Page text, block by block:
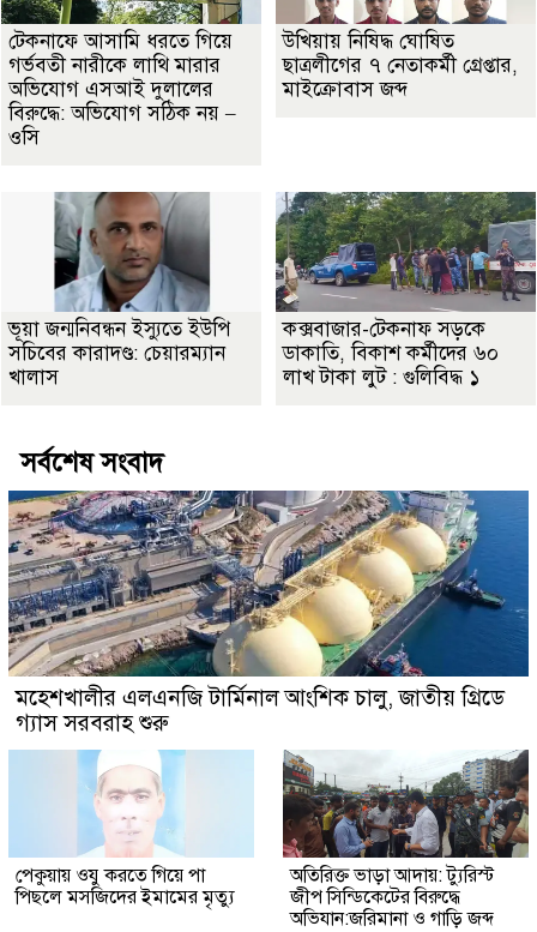
টেকনাফে আসামি ধরতে গিয়ে
গর্ভবতী নারীকে লাথি মারার
অভিযোগ এসআই দুলালের
বিরুদ্ধে: অভিযোগ সঠিক নয় –
ওসি
উখিয়ায় নিষিদ্ধ ঘোষিত
ছাত্রলীগের ৭ নেতাকর্মী গ্রেপ্তার,
মাইক্রোবাস জব্দ
ভূয়া জন্মনিবন্ধন ইস্যুতে ইউপি
সচিবের কারাদণ্ড: চেয়ারম্যান
খালাস
কক্সবাজার-টেকনাফ সড়কে
ডাকাতি, বিকাশ কর্মীদের ৬০
লাখ টাকা লুট : গুলিবিদ্ধ ১
সর্বশেষ সংবাদ
মহেশখালীর এলএনজি টার্মিনাল আংশিক চালু, জাতীয় গ্রিডে
গ্যাস সরবরাহ শুরু
পেকুয়ায় ওযু করতে গিয়ে পা
পিছলে মসজিদের ইমামের মৃত্যু
অতিরিক্ত ভাড়া আদায়: ট্যুরিস্ট
জীপ সিন্ডিকেটের বিরুদ্ধে
অভিযান:জরিমানা ও গাড়ি জব্দ